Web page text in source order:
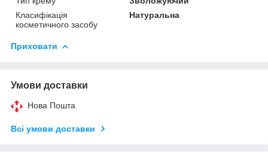
Класифікація
косметичного засобу
Натуральна
Приховати
Умови доставки
Нова Пошта
Всі умови доставки